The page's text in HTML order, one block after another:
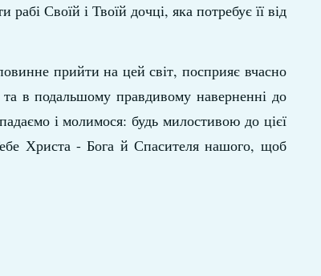
Своїй і Твоїй дочці, яка потребує її від
прийти на цей світ, посприяє вчасно
в подальшому правдивому наверненні до
і молимося: будь милостивою до цієї
Христа - Бога й Спасителя нашого, щоб